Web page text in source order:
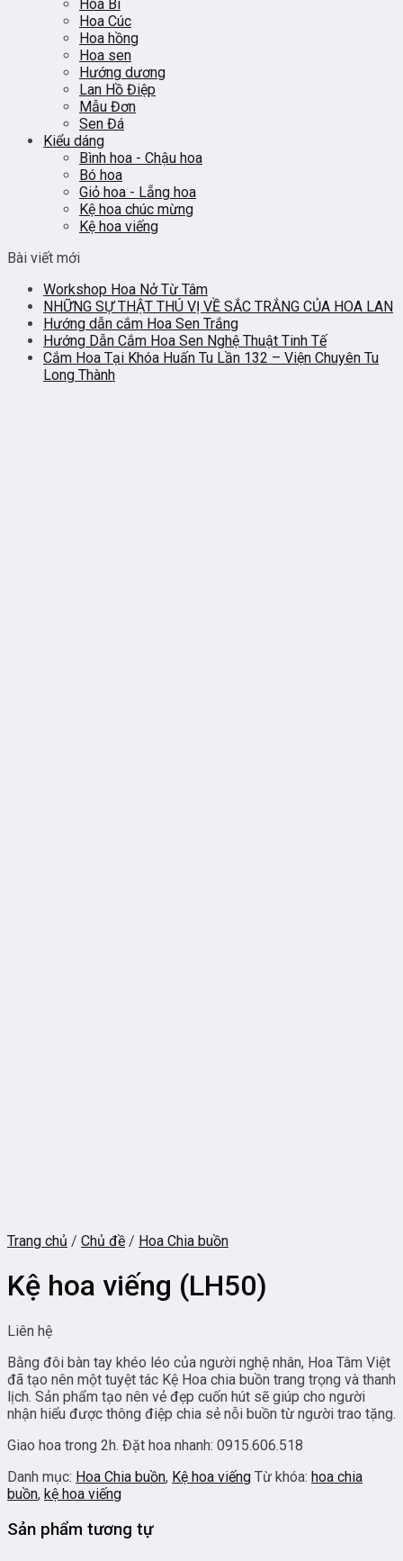
Hoa Bi
Hoa Cúc
Hoa hồng
Hoa sen
Hướng dương
Lan Hồ Điệp
Mẫu Đơn
Sen Đá
Kiểu dáng
Bình hoa - Chậu hoa
Bó hoa
Giỏ hoa - Lẵng hoa
Kệ hoa chúc mừng
Kệ hoa viếng
Bài viết mới
Workshop Hoa Nở Từ Tâm
NHỮNG SỰ THẬT THÚ VỊ VỀ SẮC TRẮNG CỦA HOA LAN
Hướng dẫn cắm Hoa Sen Trắng
Hướng Dẫn Cắm Hoa Sen Nghệ Thuật Tinh Tế
Cắm Hoa Tại Khóa Huấn Tu Lần 132 – Viện Chuyên Tu
Long Thành
Trang chủ / Chủ đề / Hoa Chia buồn
Kệ hoa viếng (LH50)
Liên hệ
Bằng đôi bàn tay khéo léo của người nghệ nhân, Hoa Tâm Việt
đã tạo nên một tuyệt tác Kệ Hoa chia buồn trang trọng và thanh
lịch. Sản phẩm tạo nên vẻ đẹp cuốn hút sẽ giúp cho người
nhận hiểu được thông điệp chia sẻ nỗi buồn từ người trao tặng.
Giao hoa trong 2h. Đặt hoa nhanh: 0915.606.518
Danh mục: Hoa Chia buồn, Kệ hoa viếng Từ khóa: hoa chia
buồn, kệ hoa viếng
Sản phẩm tương tự